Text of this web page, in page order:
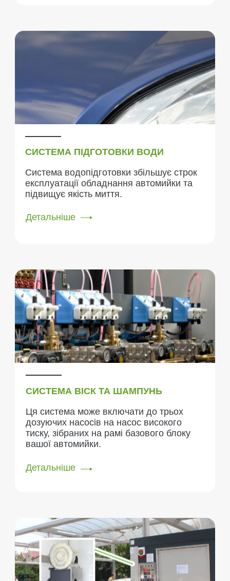
СИСТЕМА ПІДГОТОВКИ ВОДИ
Система водопідготовки збільшує строк
експлуатації обладнання автомийки та
підвищує якість миття.
Детальніше
СИСТЕМА ВІСК ТА ШАМПУНЬ
Ця система може включати до трьох
дозуючих насосів на насос високого
тиску, зібраних на рамі базового блоку
вашої автомийки.
Детальніше